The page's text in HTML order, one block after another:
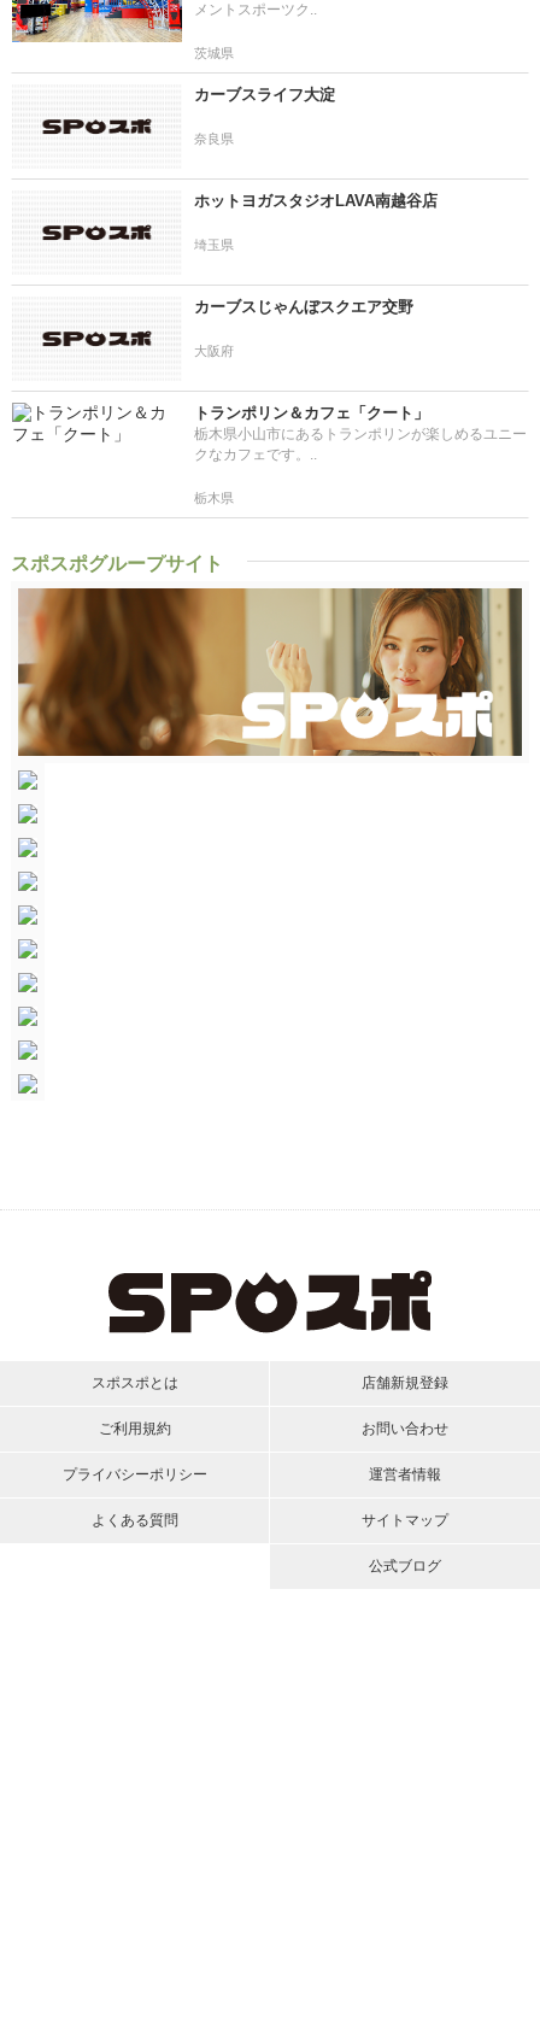
メントスポーツク..
茨城県
カーブスライフ大淀
奈良県
ホットヨガスタジオLAVA南越谷店
埼玉県
カーブスじゃんぼスクエア交野
大阪府
トランポリン＆カフェ「クート」
栃木県小山市にあるトランポリンが楽しめるユニー
クなカフェです。..
栃木県
スポスポグループサイト
スポスポとは
ご利用規約
プライバシーポリシー
よくある質問
店舗新規登録
お問い合わせ
運営者情報
サイトマップ
公式ブログ